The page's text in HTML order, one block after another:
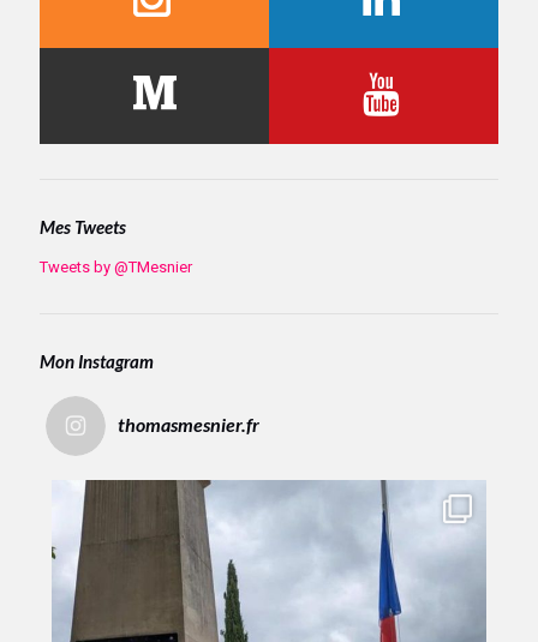
Mes Tweets
Tweets by @TMesnier
Mon Instagram
thomasmesnier.fr